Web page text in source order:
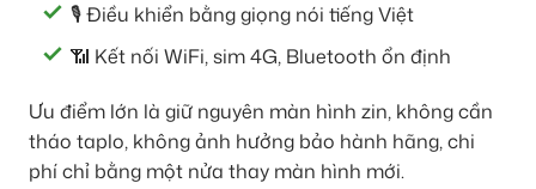
🎙️ Điều khiển bằng giọng nói tiếng Việt
📶 Kết nối WiFi, sim 4G, Bluetooth ổn định
Ưu điểm lớn là giữ nguyên màn hình zin, không cần
tháo taplo, không ảnh hưởng bảo hành hãng, chi
phí chỉ bằng một nửa thay màn hình mới.